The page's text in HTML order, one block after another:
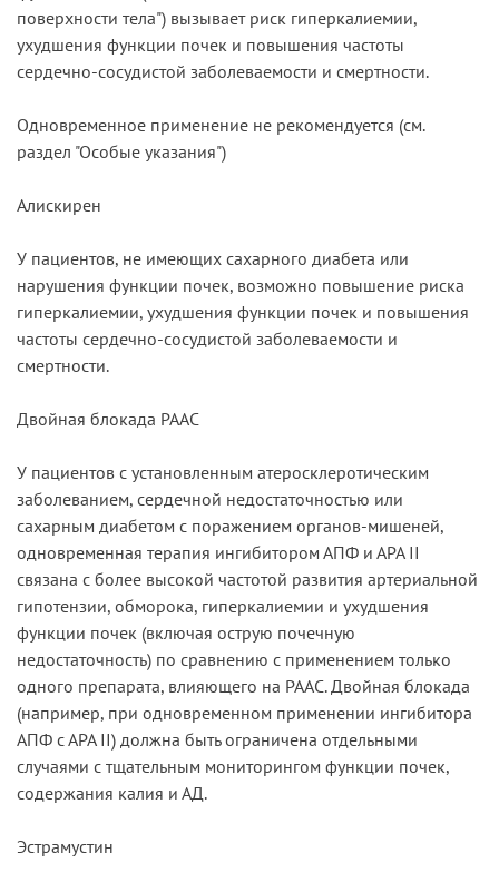
поверхности тела") вызывает риск гиперкалиемии,
ухудшения функции почек и повышения частоты
сердечно-сосудистой заболеваемости и смертности.
Одновременное применение не рекомендуется (см.
раздел "Особые указания")
Алискирен
У пациентов, не имеющих сахарного диабета или
нарушения функции почек, возможно повышение риска
гиперкалиемии, ухудшения функции почек и повышения
частоты сердечно-сосудистой заболеваемости и
смертности.
Двойная блокада РААС
У пациентов с установленным атеросклеротическим
заболеванием, сердечной недостаточностью или
сахарным диабетом с поражением органов-мишеней,
одновременная терапия ингибитором АПФ и АРА II
связана с более высокой частотой развития артериальной
гипотензии, обморока, гиперкалиемии и ухудшения
функции почек (включая острую почечную
недостаточность) по сравнению с применением только
одного препарата, влияющего на РААС. Двойная блокада
(например, при одновременном применении ингибитора
АПФ с АРА II) должна быть ограничена отдельными
случаями с тщательным мониторингом функции почек,
содержания калия и АД.
Эстрамустин